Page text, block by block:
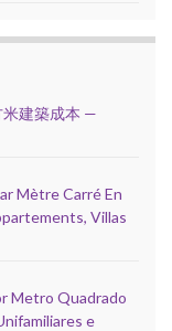
建築成本 —
Mètre Carré En
Villas
Metro Quadrado
e